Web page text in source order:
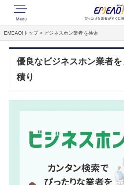
EMEAO!トップ > ビジネスホン業者を検索
優良なビジネスホン業者
積り